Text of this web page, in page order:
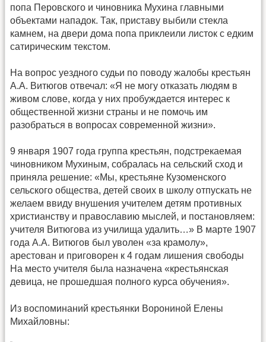
попа Перовского и чиновника Мухина главными
объектами нападок. Так, приставу выбили стекла
камнем, на двери дома попа приклеили листок с едким
сатирическим текстом.
На вопрос уездного судьи по поводу жалобы крестьян
А.А. Витюгов отвечал: «Я не могу отказать людям в
живом слове, когда у них пробуждается интерес к
общественной жизни страны и не помочь им
разобраться в вопросах современной жизни».
9 января 1907 года группа крестьян, подстрекаемая
чиновником Мухиным, собралась на сельский сход и
приняла решение: «Мы, крестьяне Кузоменского
сельского общества, детей своих в школу отпускать не
желаем ввиду внушения учителем детям противных
христианству и православию мыслей, и постановляем:
учителя Витюгова из училища удалить…» В марте 1907
года А.А. Витюгов был уволен «за крамолу»,
арестован и приговорен к 4 годам лишения свободы
На место учителя была назначена «крестьянская
девица, не прошедшая полного курса обучения».
Из воспоминаний крестьянки Ворониной Елены
Михайловны: